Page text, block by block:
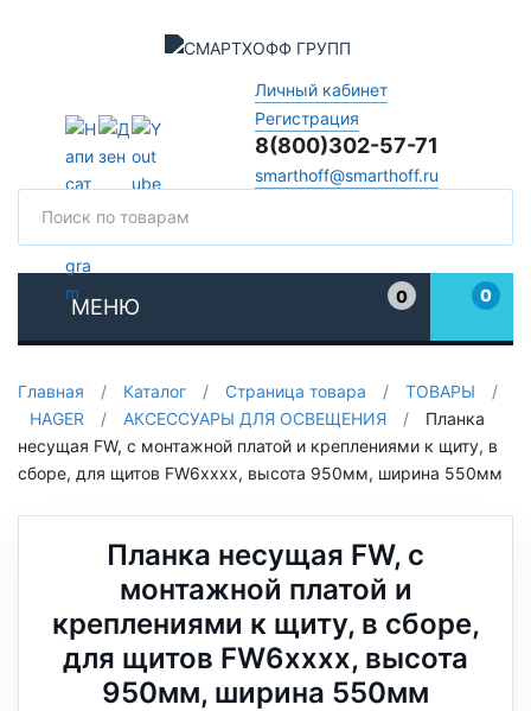
Личный кабинет
Регистрация
8(800)302-57-71
smarthoff@smarthoff.ru
МЕНЮ
0
0
Главная / Каталог / Страница товара / ТОВАРЫ
/
HAGER
/ АКСЕССУАРЫ ДЛЯ ОСВЕЩЕНИЯ /
Планка
несущая FW, с монтажной платой и креплениями к щиту, в
сборе, для щитов FW6xxxx, высота 950мм, ширина 550мм
Планка несущая FW, с
монтажной платой и
креплениями к щиту, в сборе,
для щитов FW6xxxx, высота
950мм, ширина 550мм